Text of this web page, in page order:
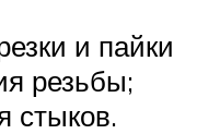
и пайки
резьбы;
стыков.